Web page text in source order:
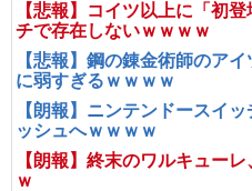
【悲報】コイツ以上に「初
チで存在しないｗｗｗｗ
【悲報】鋼の錬金術師のア
に弱すぎるｗｗｗｗ
【朗報】ニンテンドースイ
ッシュへｗｗｗｗ
【朗報】終末のワルキュー
ｗ